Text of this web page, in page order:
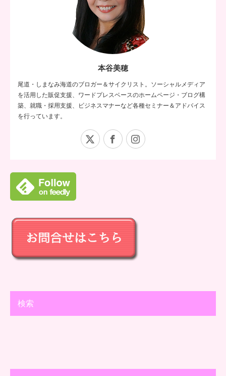
本谷美穂
尾道・しまなみ海道のブロガー＆サイクリスト。ソーシャルメディア
を活用した販促支援、ワードプレスベースのホームページ・ブログ構
築、就職・採用支援、ビジネスマナーなど各種セミナー＆アドバイス
を行っています。
Facebook
検索